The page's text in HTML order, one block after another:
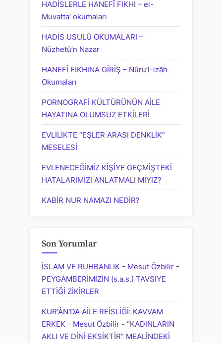
HADİSLERLE HANEFÎ FIKHI – el-
Muvatta’ okumaları
HADİS USULÜ OKUMALARI –
Nüzhetü’n Nazar
HANEFÎ FIKHINA GİRİŞ – Nûru’l-izâh
Okumaları
PORNOGRAFİ KÜLTÜRÜNÜN AİLE
HAYATINA OLUMSUZ ETKİLERİ
EVLİLİKTE “EŞLER ARASI DENKLİK”
MESELESİ
EVLENECEĞİMİZ KİŞİYE GEÇMİŞTEKİ
HATALARIMIZI ANLATMALI MIYIZ?
KABİR NUR NAMAZI NEDİR?
Son Yorumlar
İSLAM VE RUHBANLIK - Mesut Özbilir -
PEYGAMBERİMİZİN (s.a.s.) TAVSİYE
ETTİĞİ ZİKİRLER
KUR'ÂN'DA AİLE REİSLİĞİ: KAVVAM
ERKEK - Mesut Özbilir - “KADINLARIN
AKLI VE DİNİ EKSİKTİR” MEALİNDEKİ